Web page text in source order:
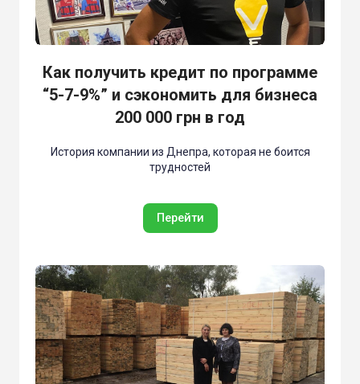
Как получить кредит по программе
“5-7-9%” и сэкономить для бизнеса
200 000 грн в год
История компании из Днепра, которая не боится
трудностей
Перейти